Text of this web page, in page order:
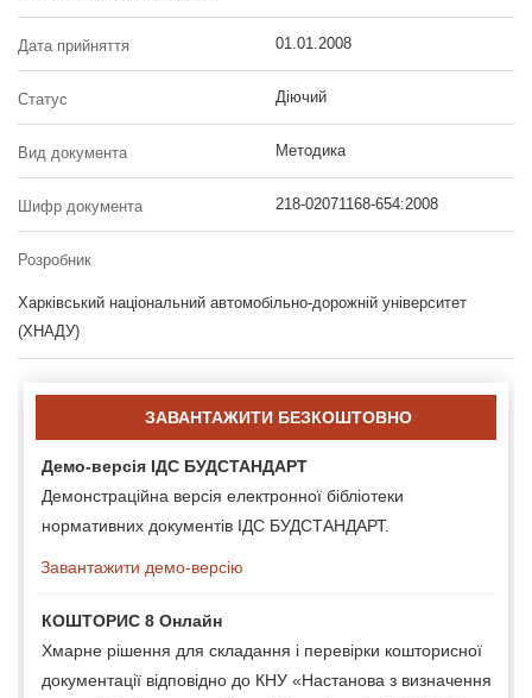
Дата прийняття 01.01.2008
Статус Діючий
Вид документа Методика
Шифр документа 218-02071168-654:2008
Розробник
Харківський національний автомобільно-дорожній університет
(ХНАДУ)
ЗАВАНТАЖИТИ БЕЗКОШТОВНО
Демо-версія ІДС БУДСТАНДАРТ
Демонстраційна версія електронної бібліотеки
нормативних документів ІДС БУДСТАНДАРТ.
Завантажити демо-версію
КОШТОРИС 8 Онлайн
Хмарне рішення для складання і перевірки кошторисної
документації відповідно до КНУ «Настанова з визначення